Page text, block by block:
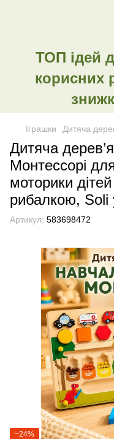
ТОП ідей
корисних
Іграшки Дитяча
Дитяча
Монтессорі
моторики
рибалкою, Soli
Артикул: 583698472
−24%